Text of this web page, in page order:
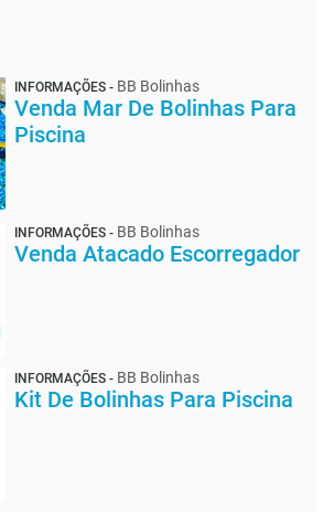
INFORMAÇÕES - BB Bolinhas
Venda Mar De Bolinhas Para
Piscina
INFORMAÇÕES - BB Bolinhas
Venda Atacado Escorregador
INFORMAÇÕES - BB Bolinhas
Kit De Bolinhas Para Piscina